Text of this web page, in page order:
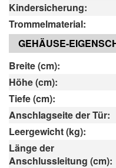
Kindersicherung:
Trommelmaterial:
GEHÄUSE-
Breite (cm):
Höhe (cm):
Tiefe (cm):
Anschlagseite der Tür:
Leergewicht (kg):
Länge der
Anschlussleitung (cm):